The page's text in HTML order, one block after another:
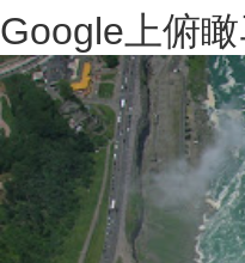
Google上俯